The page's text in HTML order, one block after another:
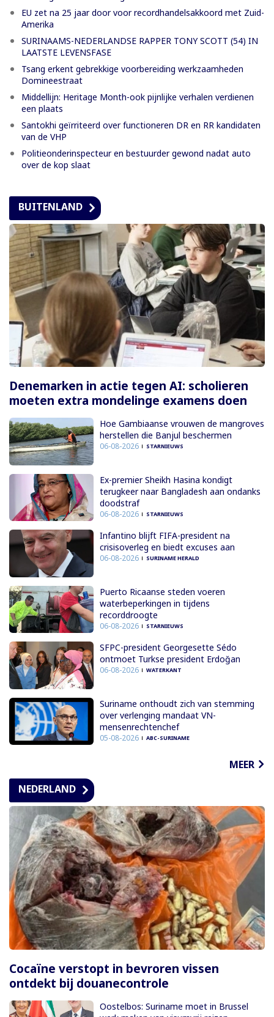
EU zet na 25 jaar door voor recordhandelsakkoord met Zuid-
Amerika
SURINAAMS-NEDERLANDSE RAPPER TONY SCOTT (54) IN
LAATSTE LEVENSFASE
Tsang erkent gebrekkige voorbereiding werkzaamheden
Domineestraat
Middellijn: Heritage Month-ook pijnlijke verhalen verdienen
een plaats
Santokhi geïrriteerd over functioneren DR en RR kandidaten
van de VHP
Politieonderinspecteur en bestuurder gewond nadat auto
over de kop slaat
BUITENLAND
Denemarken in actie tegen AI: scholieren
moeten extra mondelinge examens doen
Hoe Gambiaanse vrouwen de mangroves
herstellen die Banjul beschermen
06-08-2026 STARNIEUWS
Ex-premier Sheikh Hasina kondigt
terugkeer naar Bangladesh aan ondanks
doodstraf
06-08-2026 STARNIEUWS
Infantino blijft FIFA-president na
crisisoverleg en biedt excuses aan
06-08-2026 SURINAME HERALD
Puerto Ricaanse steden voeren
waterbeperkingen in tijdens
recorddroogte
06-08-2026 STARNIEUWS
SFPC-president Georgesette Sédo
ontmoet Turkse president Erdoğan
06-08-2026 WATERKANT
Suriname onthoudt zich van stemming
over verlenging mandaat VN-
mensenrechtenchef
05-08-2026 ABC-SURINAME
MEER
NEDERLAND
Cocaïne verstopt in bevroren vissen
ontdekt bij douanecontrole
Oostelbos: Suriname moet in Brussel